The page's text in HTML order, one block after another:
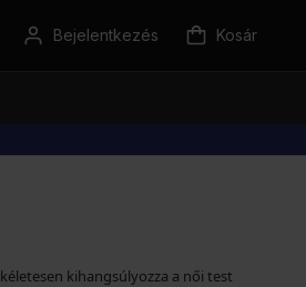
Bejelentkezés Kosár
kihangsúlyozza a női test